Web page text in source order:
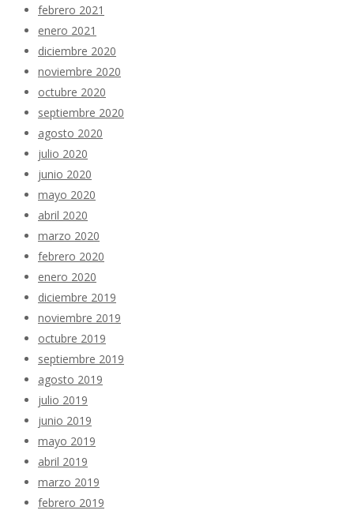
febrero 2021
enero 2021
diciembre 2020
noviembre 2020
octubre 2020
septiembre 2020
agosto 2020
julio 2020
junio 2020
mayo 2020
abril 2020
marzo 2020
febrero 2020
enero 2020
diciembre 2019
noviembre 2019
octubre 2019
septiembre 2019
agosto 2019
julio 2019
junio 2019
mayo 2019
abril 2019
marzo 2019
febrero 2019